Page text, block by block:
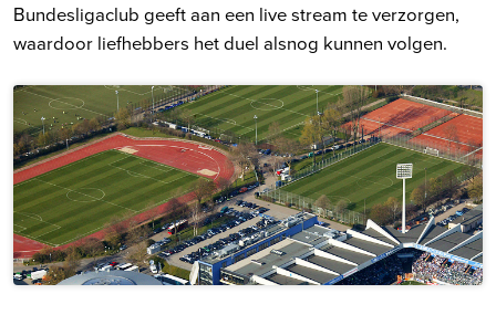
Bundesligaclub geeft aan een live stream te verzorgen,
waardoor liefhebbers het duel alsnog kunnen volgen.